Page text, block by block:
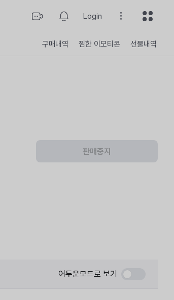
Login
구매내역 찜한 이모티콘 선물내역
판매중지
어두운모드로 보기